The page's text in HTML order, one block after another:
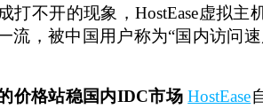
打不开的现象，HostEase虚拟主
流，被中国用户称为“国内访问
价格站稳国内IDC市场 HostEase